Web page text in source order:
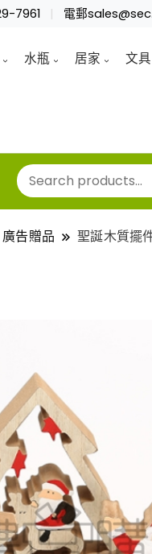
7961 電郵
水瓶 居家 文具
廣告贈品 聖誕木質擺